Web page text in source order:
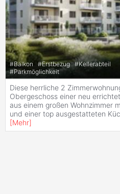
#Balkon #Erstbezug #Kellerabteil
#Parkmöglichkeit
Diese herrliche 2
Obergeschoss einer neu
aus einem großen Wohnzimmer
und einer top ausgestatteten
[Mehr]